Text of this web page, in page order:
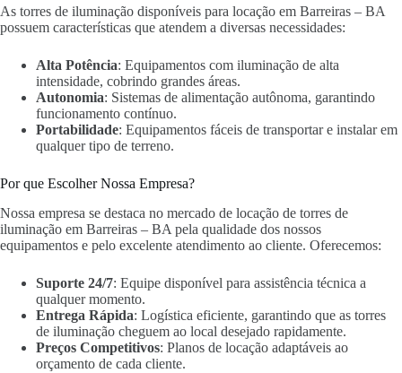
As torres de iluminação disponíveis para locação em Barreiras – BA
possuem características que atendem a diversas necessidades:
Alta Potência: Equipamentos com iluminação de alta
intensidade, cobrindo grandes áreas.
Autonomia: Sistemas de alimentação autônoma, garantindo
funcionamento contínuo.
Portabilidade: Equipamentos fáceis de transportar e instalar em
qualquer tipo de terreno.
Por que Escolher Nossa Empresa?
Nossa empresa se destaca no mercado de locação de torres de
iluminação em Barreiras – BA pela qualidade dos nossos
equipamentos e pelo excelente atendimento ao cliente. Oferecemos:
Suporte 24/7: Equipe disponível para assistência técnica a
qualquer momento.
Entrega Rápida: Logística eficiente, garantindo que as torres
de iluminação cheguem ao local desejado rapidamente.
Preços Competitivos: Planos de locação adaptáveis ao
orçamento de cada cliente.